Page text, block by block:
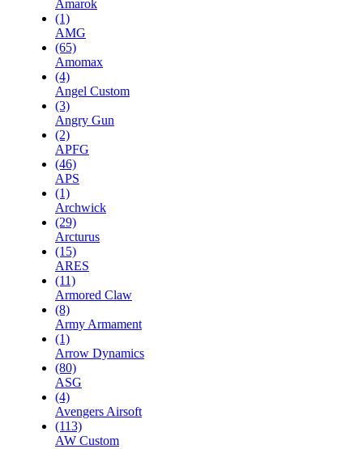
Amarok
(1)
AMG
(65)
Amomax
(4)
Angel Custom
(3)
Angry Gun
(2)
APFG
(46)
APS
(1)
Archwick
(29)
Arcturus
(15)
ARES
(11)
Armored Claw
(8)
Army Armament
(1)
Arrow Dynamics
(80)
ASG
(4)
Avengers Airsoft
(113)
AW Custom